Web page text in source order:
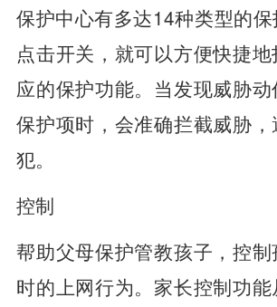
保护中心有多达14种类型的
点击开关，就可以方便快捷
应的保护功能。当发现威胁
保护项时，会准确拦截威胁
犯。
控制
帮助父母保护管教孩子，控
时的上网行为。家长控制功